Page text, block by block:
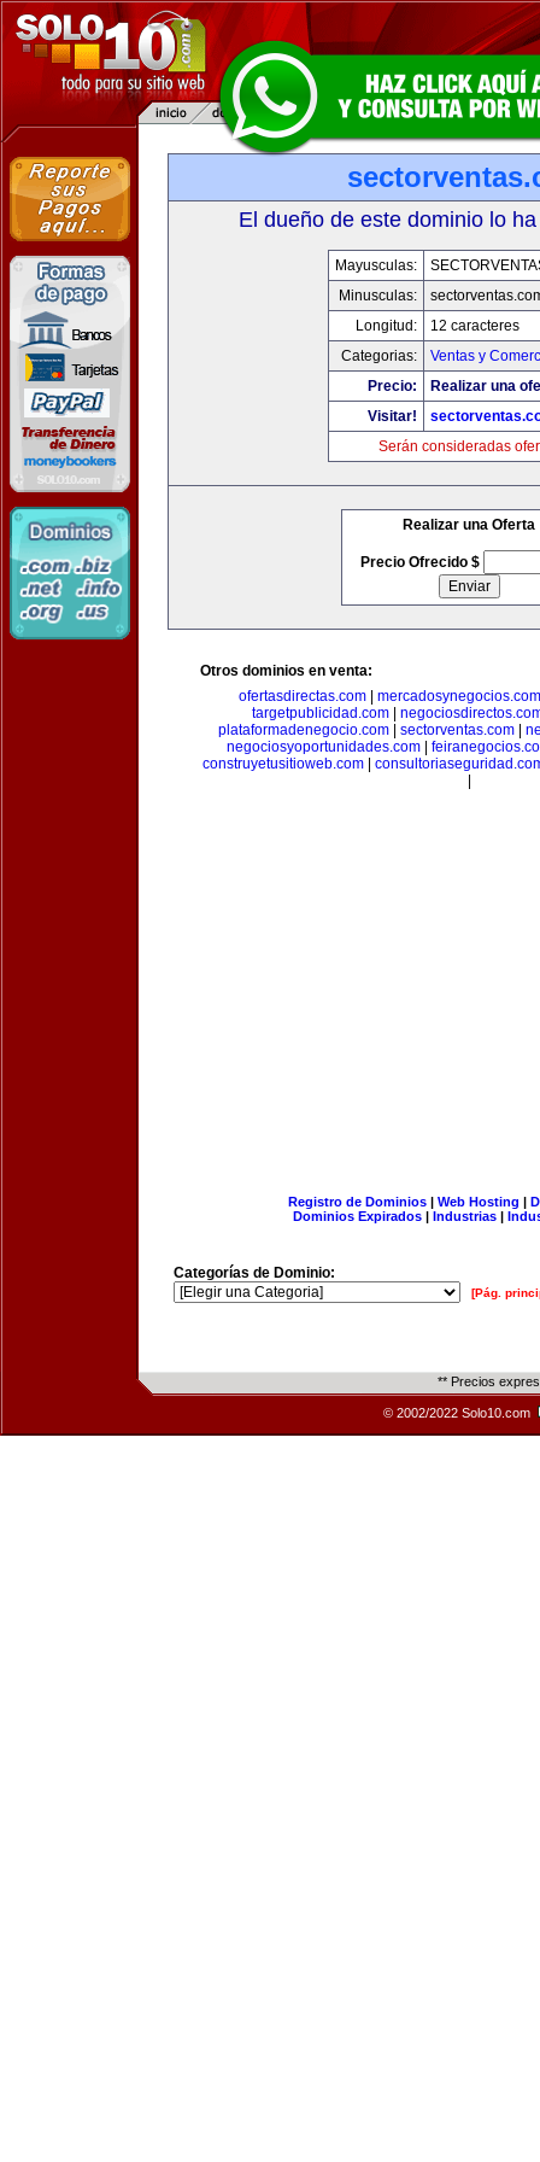
El dueño de este dominio lo
Mayusculas:
Minusculas:
Longitud:
12 caracteres
Categorias:
Ventas y
Precio:
Realizar una
Visitar!
Serán consideradas
Realizar una Oferta
Precio Ofrecido $
Otros dominios en venta:
ofertasdirectas.com
mercadosynegocios.com
targetpublicidad.com
plataformadenegocio.com| sectorventas.com|
negociosyoportunidades.com
construyetusitioweb.com|
Registro de Dominios| Web Hosting |
Dominios Expirados | Industrias |
Categorías de Dominio:
[Pág.
** Precios
© 2002/2022 Solo10.com